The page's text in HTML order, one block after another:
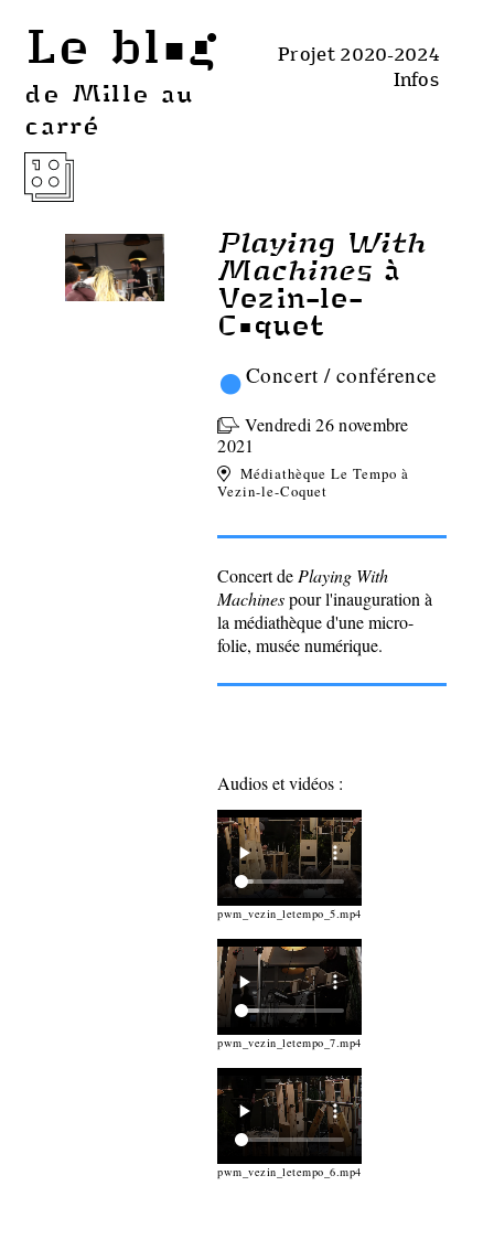
Le blog
de Mille au
carré
Projet 2020-2024
Infos
Playing With
Machines à
Vezin-le-
Coquet
• Concert / conférence
Vendredi 26 novembre
2021
Médiathèque Le Tempo à
Vezin-le-Coquet
Concert dePlaying With
Machinespour l'inauguration à
la médiathèque d'une micro-
folie, musée numérique.
Audios et vidéos :
pwm_vezin_letempo_5.mp4
pwm_vezin_letempo_7.mp4
pwm_vezin_letempo_6.mp4